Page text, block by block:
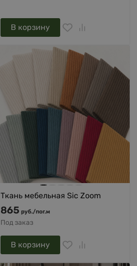
В корзину
Ткань мебельная Sic Zoom
865 руб./пог.м
Под заказ
В корзину